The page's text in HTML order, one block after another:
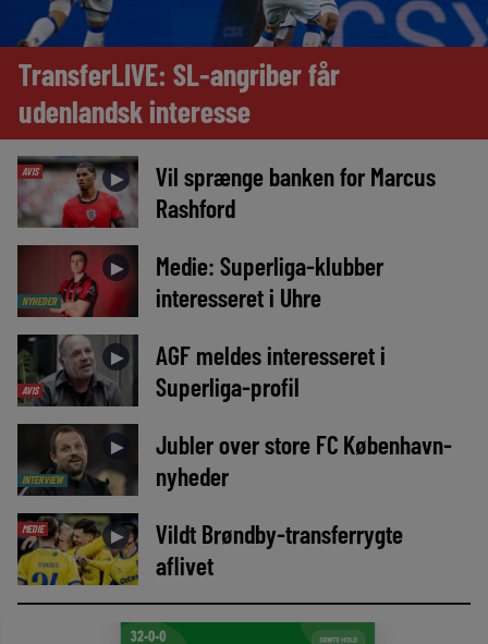
TransferLIVE: SL-angriber får
udenlandsk interesse
AVIS ►
Vil sprænge banken for Marcus
Rashford
NYHEDER
►
Medie: Superliga-klubber
interesseret i Uhre
AVIS
►
AGF meldes interesseret i
Superliga-profil
INTERVIEW
►
Jubler over store FC København-
nyheder
MEDIE ►
Vildt Brøndby-transferrygte
aflivet